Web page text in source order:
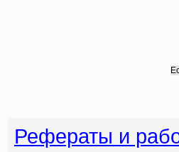
Рефераты и